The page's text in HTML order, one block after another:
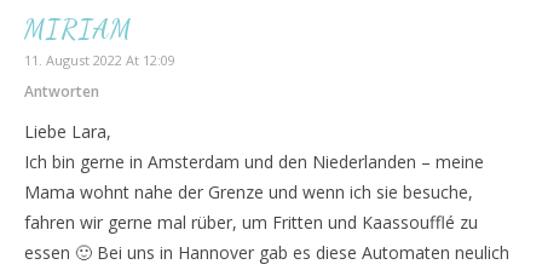
MIRIAM
11. August 2022 At 12:09
Antworten
Liebe Lara,
Ich bin gerne in Amsterdam und den Niederlanden – meine
Mama wohnt nahe der Grenze und wenn ich sie besuche,
fahren wir gerne mal rüber, um Fritten und Kaassoufflé zu
essen 🙂 Bei uns in Hannover gab es diese Automaten neulich